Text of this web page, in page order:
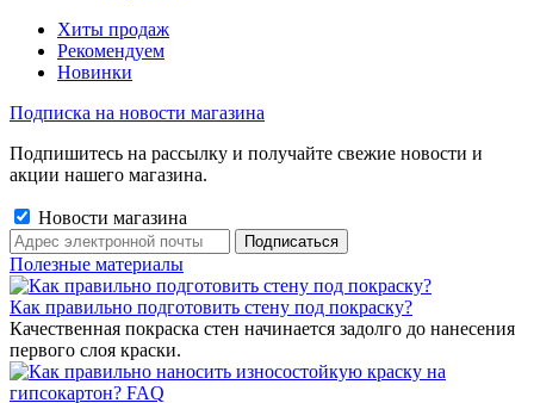
Хиты продаж
Рекомендуем
Новинки
Подписка на новости магазина
Подпишитесь на рассылку и получайте свежие новости и
акции нашего магазина.
Новости магазина
Полезные материалы
Как правильно подготовить стену под покраску?
Качественная покраска стен начинается задолго до нанесения
первого слоя краски.